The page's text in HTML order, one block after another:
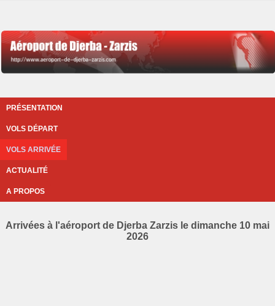
PRÉSENTATION
VOLS DÉPART
VOLS ARRIVÉE
ACTUALITÉ
A PROPOS
Arrivées à l'aéroport de Djerba Zarzis le dimanche 10 mai
2026